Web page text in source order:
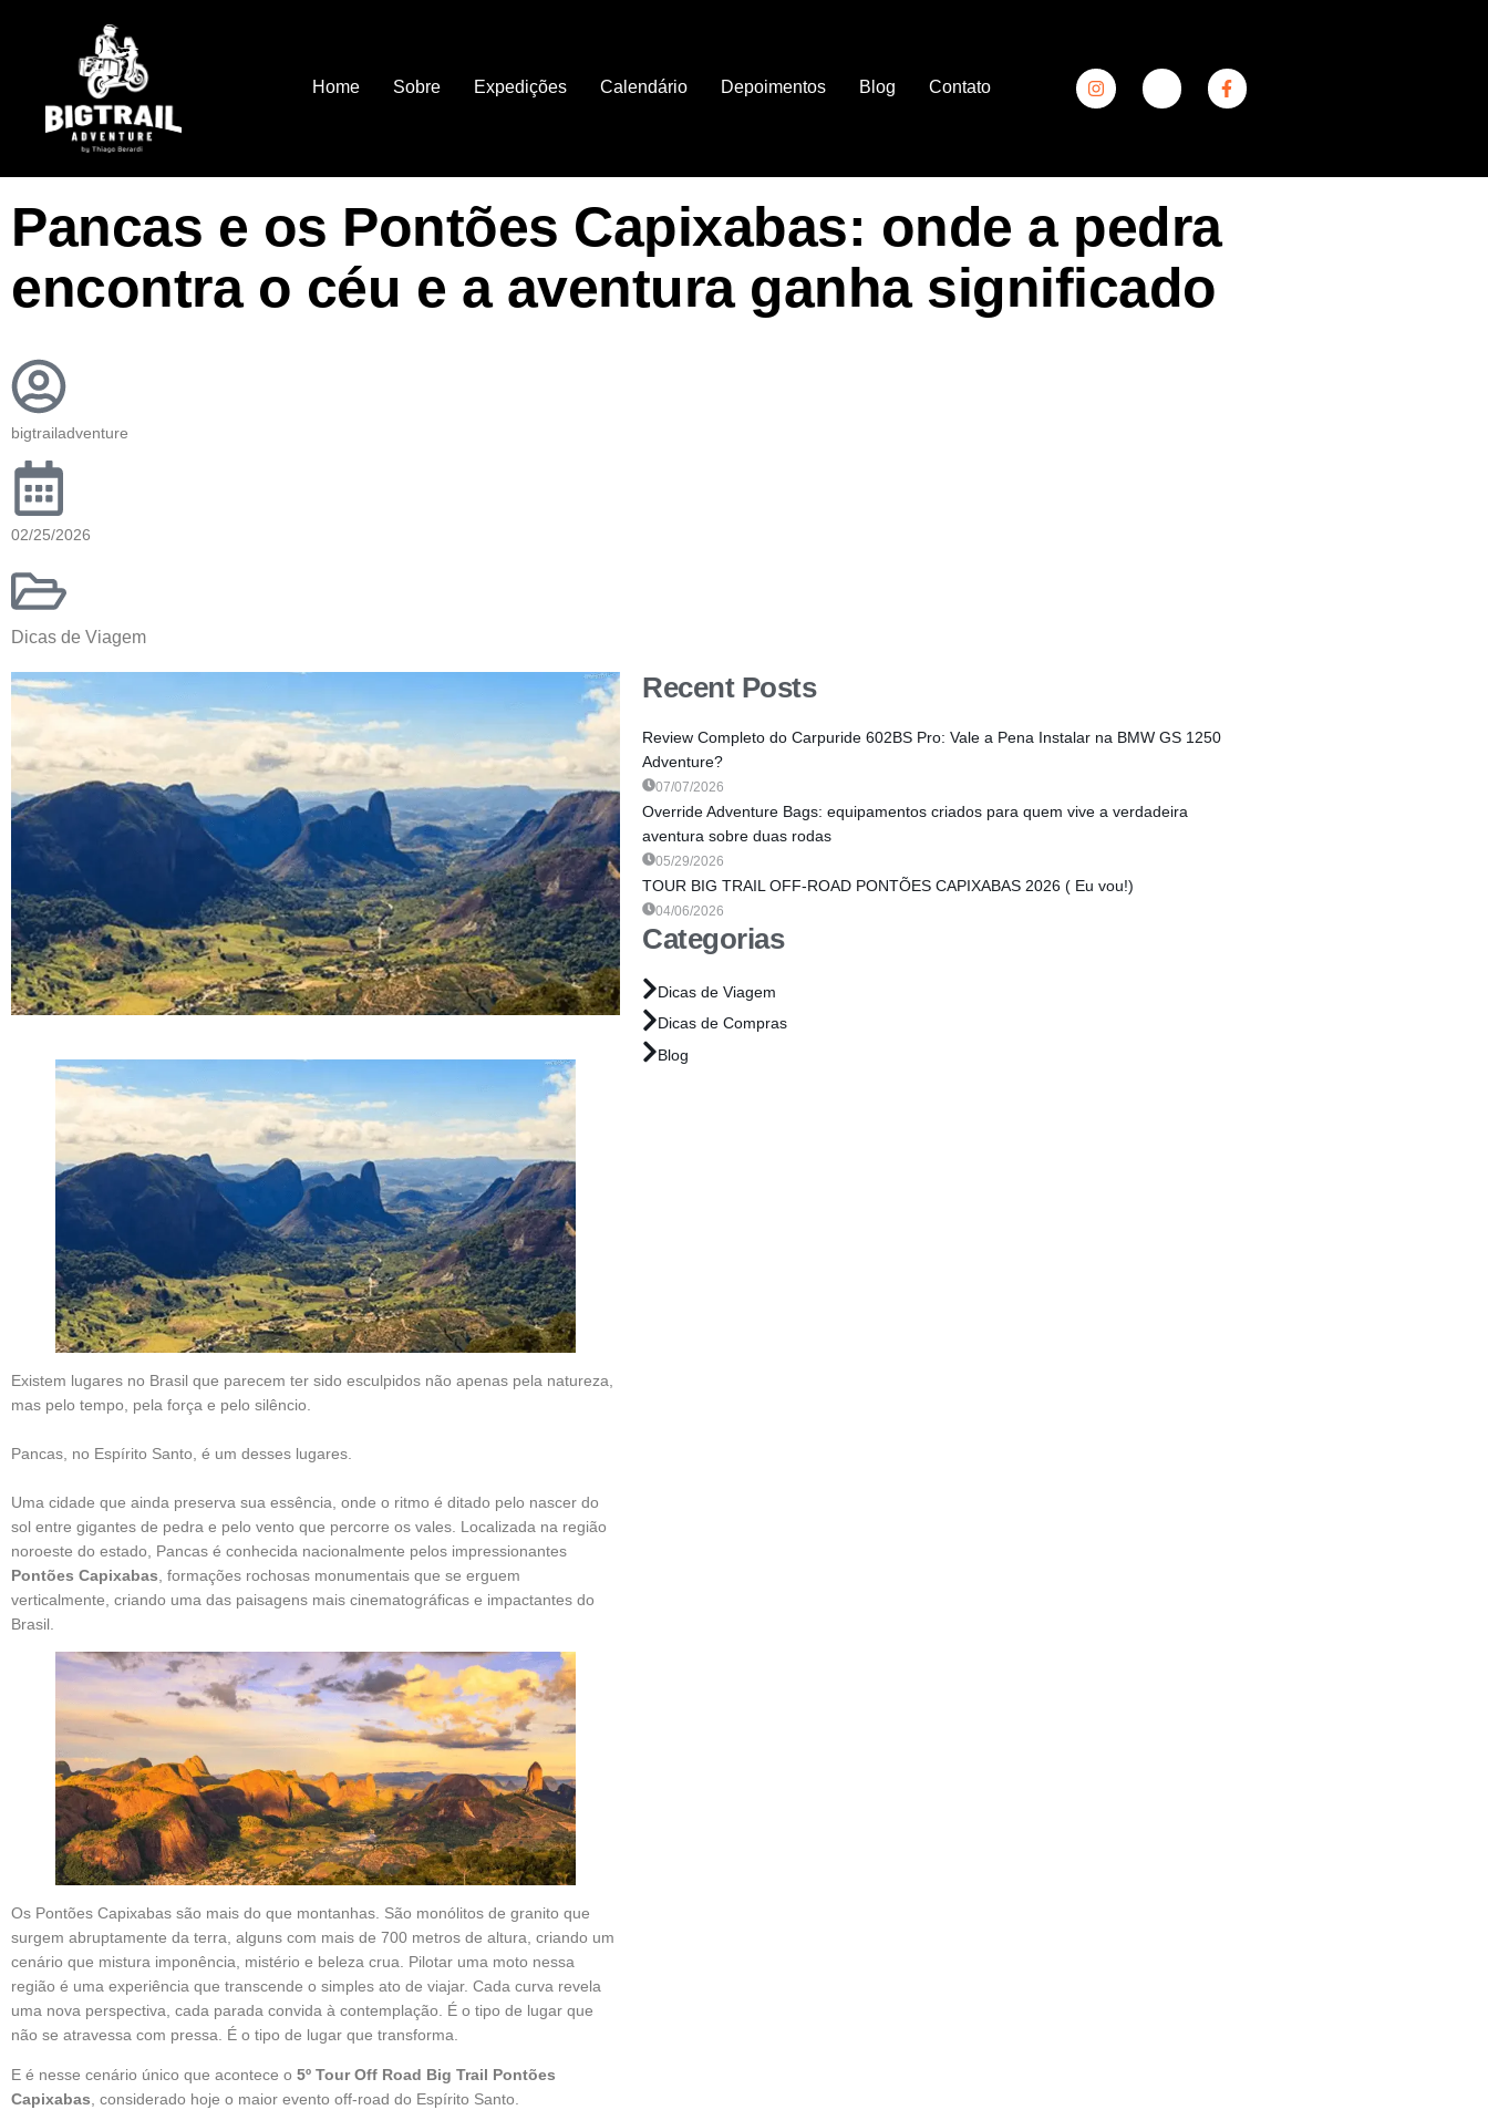
Home Sobre Expedições Calendário Depoimentos Blog Contato
Pancas e os Pontões Capixabas: onde a pedra
encontra o céu e a aventura ganha significado
bigtrailadventure
02/25/2026
Dicas de Viagem
Existem lugares no Brasil que parecem ter sido esculpidos não apenas pela natureza,
mas pelo tempo, pela força e pelo silêncio.
Pancas, no Espírito Santo, é um desses lugares.
Uma cidade que ainda preserva sua essência, onde o ritmo é ditado pelo nascer do
sol entre gigantes de pedra e pelo vento que percorre os vales. Localizada na região
noroeste do estado, Pancas é conhecida nacionalmente pelos impressionantes
Pontões Capixabas , formações rochosas monumentais que se erguem
verticalmente, criando uma das paisagens mais cinematográficas e impactantes do
Brasil.
Os Pontões Capixabas são mais do que montanhas. São monólitos de granito que
surgem abruptamente da terra, alguns com mais de 700 metros de altura, criando um
cenário que mistura imponência, mistério e beleza crua. Pilotar uma moto nessa
região é uma experiência que transcende o simples ato de viajar. Cada curva revela
uma nova perspectiva, cada parada convida à contemplação. É o tipo de lugar que
não se atravessa com pressa. É o tipo de lugar que transforma.
E é nesse cenário único que acontece o 5º Tour Off Road Big Trail Pontões
Capixabas , considerado hoje o maior evento off-road do Espírito Santo.
Recent Posts
Review Completo do Carpuride 602BS Pro: Vale a Pena Instalar na BMW GS 1250
Adventure?
07/07/2026
Override Adventure Bags: equipamentos criados para quem vive a verdadeira
aventura sobre duas rodas
05/29/2026
TOUR BIG TRAIL OFF-ROAD PONTÕES CAPIXABAS 2026 ( Eu vou!)
04/06/2026
Categorias
Dicas de Viagem
Dicas de Compras
Blog